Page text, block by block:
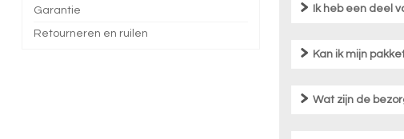
Garantie
Retourneren en ruilen
Ik heb een deel
Kan ik mijn
Wat zijn de